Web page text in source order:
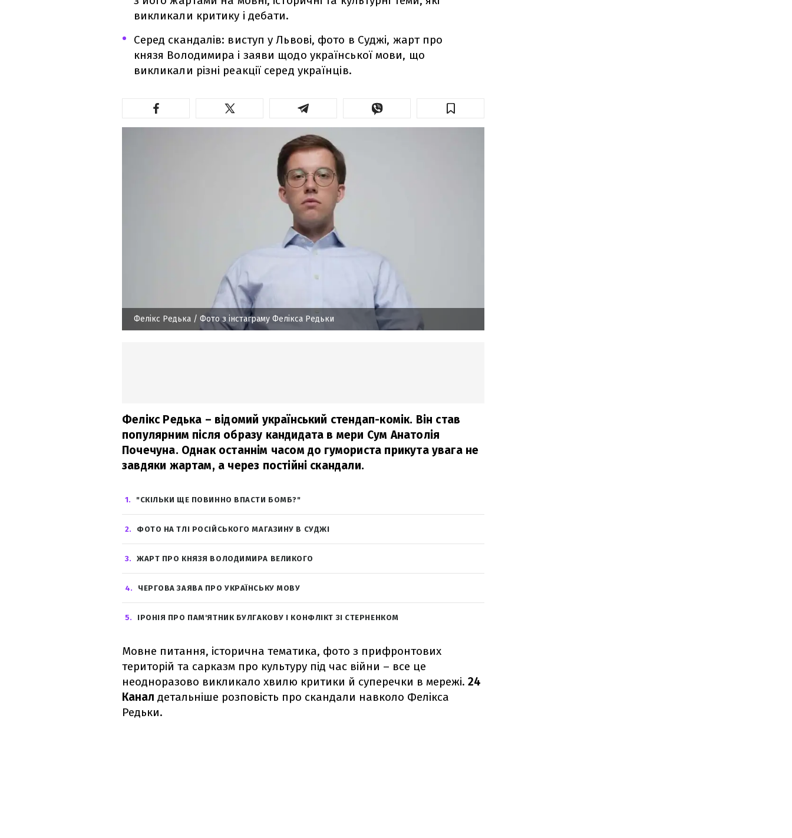
викликали критику і дебати.
Серед скандалів: виступ у Львові, фото в Суджі, жарт про
князя Володимира і заяви щодо української мови, що
викликали різні реакції серед українців.
Фелікс Редька / Фото з інстаграму Фелікса Редьки
Фелікс Редька – відомий український стендап-комік. Він став
популярним після образу кандидата в мери Сум Анатолія
Почечуна. Однак останнім часом до гумориста прикута увага не
завдяки жартам, а через постійні скандали.
1 "СКІЛЬКИ ЩЕ ПОВИННО ВПАСТИ БОМБ?"
2 ФОТО НА ТЛІ РОСІЙСЬКОГО МАГАЗИНУ В СУДЖІ
3 ЖАРТ ПРО КНЯЗЯ ВОЛОДИМИРА ВЕЛИКОГО
4 ЧЕРГОВА ЗАЯВА ПРО УКРАЇНСЬКУ МОВУ
5 ІРОНІЯ ПРО ПАМ'ЯТНИК БУЛГАКОВУ І КОНФЛІКТ ЗІ СТЕРНЕНКОМ
Мовне питання, історична тематика, фото з прифронтових
територій та сарказм про культуру під час війни – все це
неодноразово викликало хвилю критики й суперечки в мережі. 24
Канал детальніше розповість про скандали навколо Фелікса
Редьки.